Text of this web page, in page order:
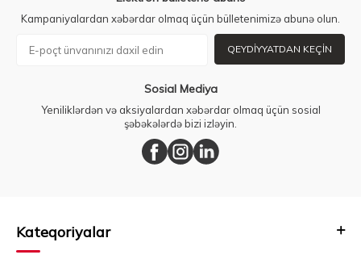
Kampaniyalardan xəbərdar olmaq üçün bülletenimizə abunə olun.
QEYDIYYATDAN KEÇIN
Sosial Mediya
Yeniliklərdən və aksiyalardan xəbərdar olmaq üçün sosial
şəbəkələrdə bizi izləyin.
Kateqoriyalar